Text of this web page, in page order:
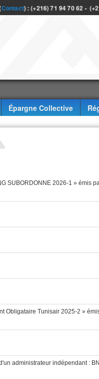
) : (+216) 71 94 70 62 -
Épargne Collective
SUBORDONNE 2026-1 » émis
Obligataire Tunisair 2025-2 »
administrateur indépendant :